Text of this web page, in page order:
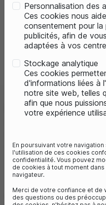
Personnalisation des
Ces cookies nous
consentement pour la
publicités, afin de
adaptées à vos
Stockage analytique
Ces cookies
d'informations liées à
notre site web, telles
afin que nous
votre expérience
En poursuivant votre
l'utilisation de ces cookies
confidentialité. Vous pouvez
de cookies à tout moment
navigateur.
Merci de votre confiance et de
des questions ou des
Previous
HUSQVARNA
170,00 € - 30%
119,00 €
Vous économisez 51€
SÉLECTIONNEZ VOTRE TAILLE